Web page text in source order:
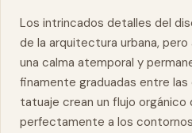
Los intrincados detalles del
de la arquitectura urbana,
una calma atemporal y
finamente graduadas entre
tatuaje crean un flujo orgánico
perfectamente a los